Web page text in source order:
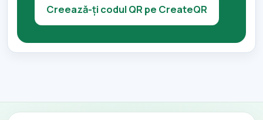
Creează-ți codul QR pe CreateQR